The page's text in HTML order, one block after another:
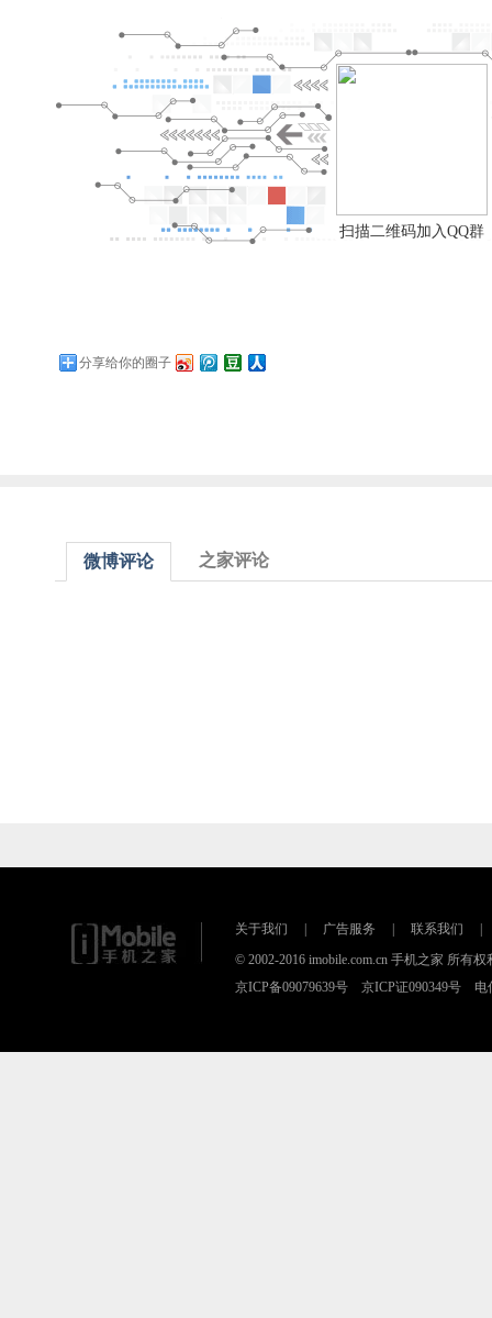
扫描二维码加入QQ群
分享给你的圈子
微博评论 之家评论
关于我们 广告服务 联系我们
© 2002-2016 imobile.com.cn 手机之家 所有
京ICP备09079639号 京ICP证090349号 电